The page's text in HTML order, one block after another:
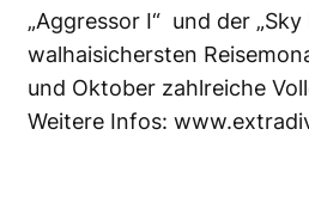
„Aggressor I“ und der „Sky
walhaisichersten
und Oktober zahlreiche
Weitere Infos: